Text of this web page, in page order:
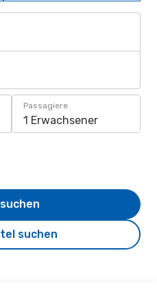
Passagiere
1 Erwachsener
suchen